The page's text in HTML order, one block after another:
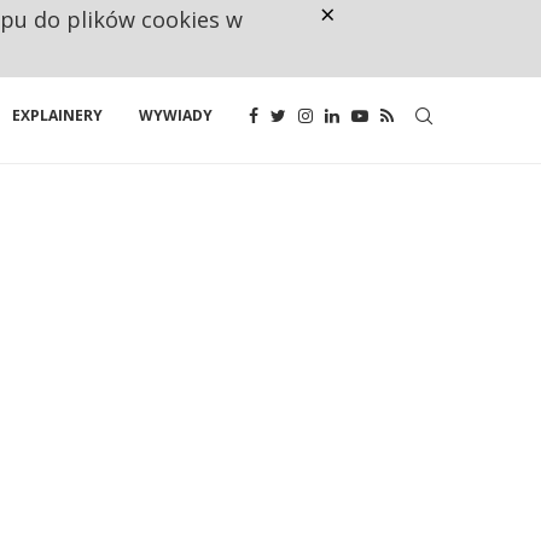
EXPLAINERY WYWIADY
do plików cookies w ×